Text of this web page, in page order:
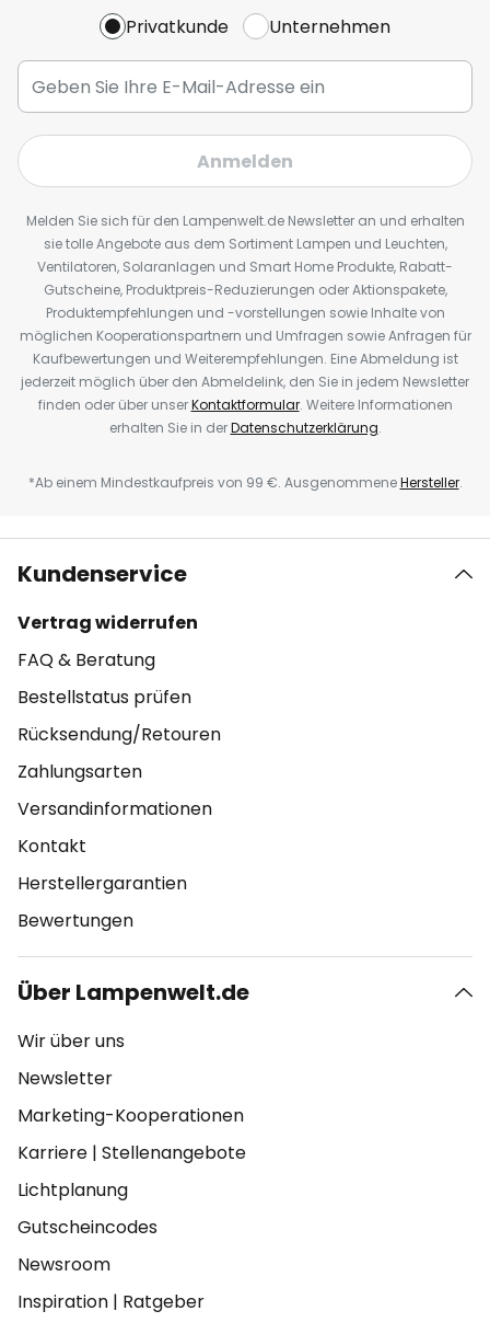
Privatkunde Unternehmen
Anmelden
Melden Sie sich für den Lampenwelt.de Newsletter an und erhalten
sie tolle Angebote aus dem Sortiment Lampen und Leuchten,
Ventilatoren, Solaranlagen und Smart Home Produkte, Rabatt-
Gutscheine, Produktpreis-Reduzierungen oder Aktionspakete,
Produktempfehlungen und -vorstellungen sowie Inhalte von
möglichen Kooperationspartnern und Umfragen sowie Anfragen für
Kaufbewertungen und Weiterempfehlungen. Eine Abmeldung ist
jederzeit möglich über den Abmeldelink, den Sie in jedem Newsletter
finden oder über unserKontaktformular. Weitere Informationen
erhalten Sie in derDatenschutzerklärung.
*Ab einem Mindestkaufpreis von 99 €. AusgenommeneHersteller.
Kundenservice
Vertrag widerrufen
FAQ & Beratung
Bestellstatus prüfen
Rücksendung/Retouren
Zahlungsarten
Versandinformationen
Kontakt
Herstellergarantien
Bewertungen
Über Lampenwelt.de
Wir über uns
Newsletter
Marketing-Kooperationen
Karriere | Stellenangebote
Lichtplanung
Gutscheincodes
Newsroom
Inspiration | Ratgeber